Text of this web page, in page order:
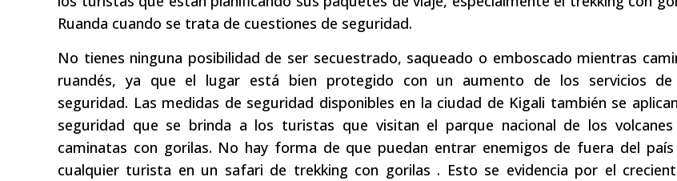
Ruanda cuando se trata de cuestiones de seguridad.
No tienes ninguna posibilidad de ser secuestrado, saqueado o emboscado mientras
ruandés, ya que el lugar está bien protegido con un aumento de los servicios
seguridad. Las medidas de seguridad disponibles en la ciudad de Kigali también se
seguridad que se brinda a los turistas que visitan el parque nacional de los volcanes
caminatas con gorilas. No hay forma de que puedan entrar enemigos de fuera del
cualquier turista en un safari de trekking con gorilas . Esto se evidencia por el